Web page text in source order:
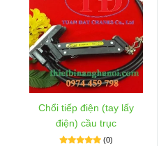
Chổi tiếp điện (tay lấy
điện) cầu trục
(0)